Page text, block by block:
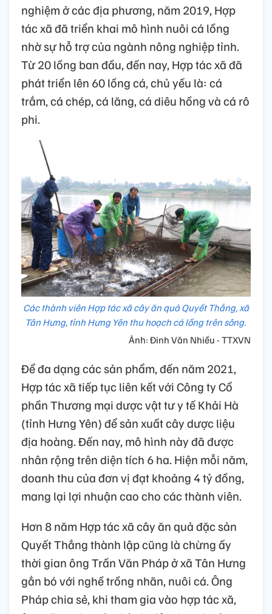
nghiệm ở các địa phương, năm 2019, Hợp
tác xã đã triển khai mô hình nuôi cá lồng
nhờ sự hỗ trợ của ngành nông nghiệp tỉnh.
Từ 20 lồng ban đầu, đến nay, Hợp tác xã đã
phát triển lên 60 lồng cá, chủ yếu là: cá
trắm, cá chép, cá lăng, cá diêu hồng và cá rô
phi.
Các thành viên Hợp tác xã cây ăn quả Quyết Thắng, xã
Tân Hưng, tỉnh Hưng Yên thu hoạch cá lồng trên sông.
Ảnh: Đinh Văn Nhiều - TTXVN
Để đa dạng các sản phẩm, đến năm 2021,
Hợp tác xã tiếp tục liên kết với Công ty Cổ
phần Thương mại dược vật tư y tế Khải Hà
(tỉnh Hưng Yên) để sản xuất cây dược liệu
địa hoàng. Đến nay, mô hình này đã được
nhân rộng trên diện tích 6 ha. Hiện mỗi năm,
doanh thu của đơn vị đạt khoảng 4 tỷ đồng,
mang lại lợi nhuận cao cho các thành viên.
Hơn 8 năm Hợp tác xã cây ăn quả đặc sản
Quyết Thắng thành lập cũng là chừng ấy
thời gian ông Trần Văn Pháp ở xã Tân Hưng
gắn bó với nghề trồng nhãn, nuôi cá. Ông
Pháp chia sẻ, khi tham gia vào hợp tác xã,